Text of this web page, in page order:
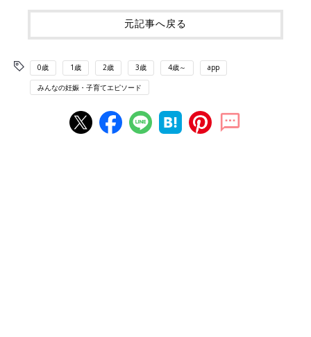
元記事へ戻る
0歳 1歳 2歳 3歳 4歳～ app
みんなの妊娠・子育てエピソード